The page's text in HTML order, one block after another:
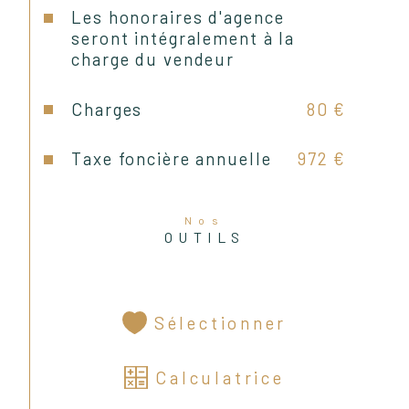
Prestations :
- Chauffage individuel au gaz
À savoir :
- Taxe foncière 2025 : 972 €
Les honoraires d'agence
seront intégralement à la
charge du vendeur
Charges 80 €
Taxe foncière annuelle 972 €
Nos
OUTILS
Sélectionner
Calculatrice